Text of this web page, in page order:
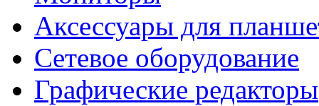
Аксессуары для
Сетевое оборудование
Графические редакторы